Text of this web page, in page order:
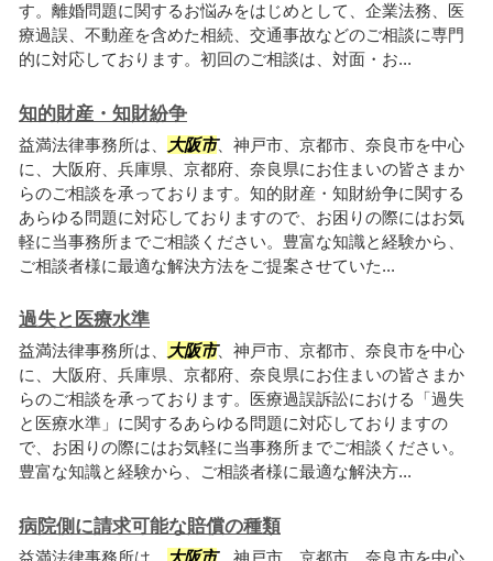
す。離婚問題に関するお悩みをはじめとして、企業法務、医
療過誤、不動産を含めた相続、交通事故などのご相談に専門
的に対応しております。初回のご相談は、対面・お...
知的財産・知財紛争
益満法律事務所は、 大阪市、神戸市、京都市、奈良市を中心
に、大阪府、兵庫県、京都府、奈良県にお住まいの皆さまか
らのご相談を承っております。知的財産・知財紛争に関する
あらゆる問題に対応しておりますので、お困りの際にはお気
軽に当事務所までご相談ください。豊富な知識と経験から、
ご相談者様に最適な解決方法をご提案させていた...
過失と医療水準
益満法律事務所は、 大阪市、神戸市、京都市、奈良市を中心
に、大阪府、兵庫県、京都府、奈良県にお住まいの皆さまか
らのご相談を承っております。医療過誤訴訟における「過失
と医療水準」に関するあらゆる問題に対応しておりますの
で、お困りの際にはお気軽に当事務所までご相談ください。
豊富な知識と経験から、ご相談者様に最適な解決方...
病院側に請求可能な賠償の種類
益満法律事務所は、 大阪市、神戸市、京都市、奈良市を中心